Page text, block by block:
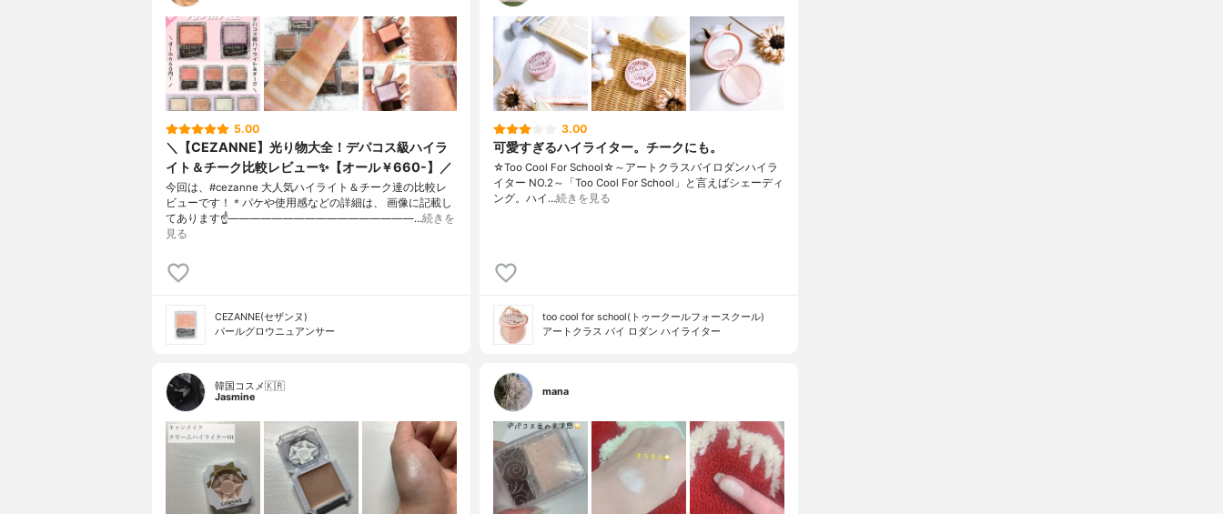
5.00
＼【CEZANNE】光り物大全！デパコス級ハイラ
イト＆チーク比較レビュー✨【オール￥660-】／
今回は、#cezanne 大人気ハイライト＆チーク達の比較レ
ビューです！＊パケや使用感などの詳細は、 画像に記載し
てあります☝—————————————————…続きを
見る
CEZANNE(セザンヌ)
パールグロウニュアンサー
3.00
可愛すぎるハイライター。チークにも。
☆Too Cool For School☆～アートクラスバイロダンハイラ
イター NO.2～「Too Cool For School」と言えばシェーディ
ング。ハイ…続きを見る
too cool for school(トゥークールフォースクール)
アートクラス バイ ロダン ハイライター
韓国コスメ🇰🇷
Jasmine
mana